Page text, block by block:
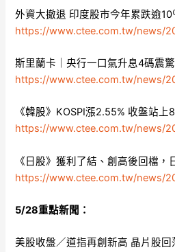
外資大撤退 印度股市今年累跌逾10
https://www.ctee.com.tw/news/
斯里蘭卡｜央行一口氣升息4碼震
https://www.ctee.com.tw/news/
《韓股》KOSPI漲2.55% 收盤站
https://www.ctee.com.tw/news/
《日股》獲利了結、創高後回檔，
https://www.ctee.com.tw/news/
5/28重點新聞：
美股收盤／道指再創新高 晶片股